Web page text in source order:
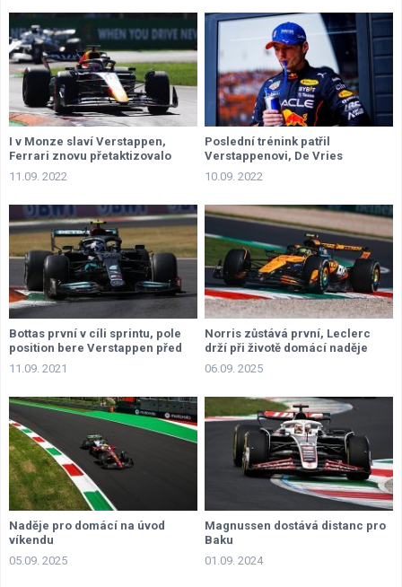
I v Monze slaví Verstappen,
Ferrari znovu přetaktizovalo
snahu o vítězství
11.09. 2022
Poslední trénink patřil
Verstappenovi, De Vries
nahrazuje pro zbytek víkendu
Albona
10.09. 2022
Bottas první v cíli sprintu, pole
position bere Verstappen před
Ricciardem
11.09. 2021
Norris zůstává první, Leclerc
drží při životě domácí naděje
06.09. 2025
Naděje pro domácí na úvod
víkendu
05.09. 2025
Magnussen dostává distanc pro
Baku
01.09. 2024